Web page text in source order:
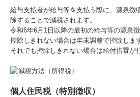
給与支払者が給与等を支払う際に、源泉徴
除することで減税されます。
令和6年6月1日以降の最初の給与等の源泉
控除しきれない場合は年末調整で控除しま
それでも控除しきれない場合は給付措置が
個人住民税（特別徴収）